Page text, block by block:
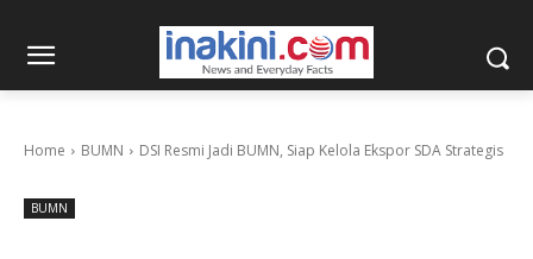
Home BUMN DSI Resmi Jadi BUMN, Siap Kelola Ekspor SDA Strategis
BUMN